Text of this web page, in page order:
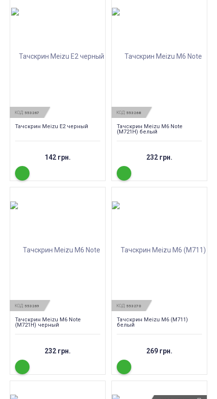
КОД: 553267
Тачскрин Meizu E2 черный
142 грн.
КОД: 553268
Тачскрин Meizu M6 Note
(M721H) белый
232 грн.
КОД: 553269
Тачскрин Meizu M6 Note
(M721H) черный
232 грн.
КОД: 553270
Тачскрин Meizu M6 (M711)
белый
269 грн.